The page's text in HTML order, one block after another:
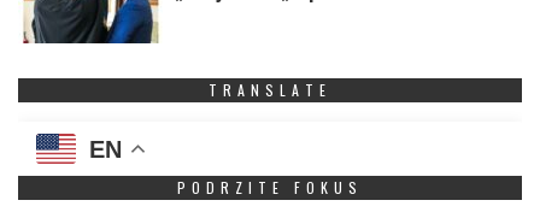
TRANSLATE
EN
PODRZITE FOKUS